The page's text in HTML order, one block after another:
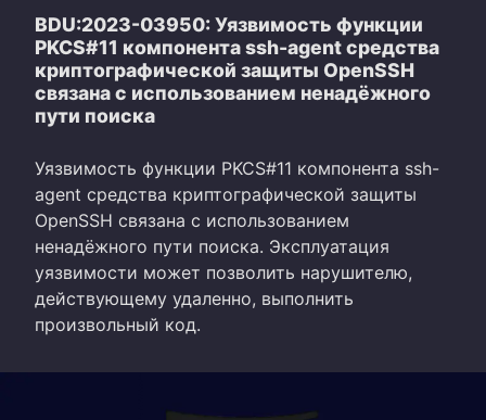
BDU:2023-03950: Уязвимость функции
PKCS#11 компонента ssh-agent средства
криптографической защиты OpenSSH
связана с использованием ненадёжного
пути поиска
Уязвимость функции PKCS#11 компонента ssh-
agent средства криптографической защиты
OpenSSH связана с использованием
ненадёжного пути поиска. Эксплуатация
уязвимости может позволить нарушителю,
действующему удаленно, выполнить
произвольный код.